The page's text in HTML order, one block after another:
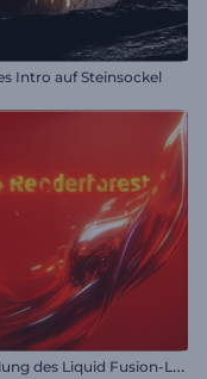
Intro auf Steinsockel
E
nthüllung des Liquid Fusion-Logos